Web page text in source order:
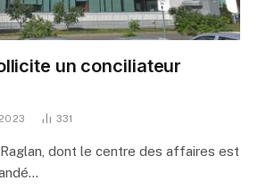
un conciliateur
331
dont le centre des affaires est